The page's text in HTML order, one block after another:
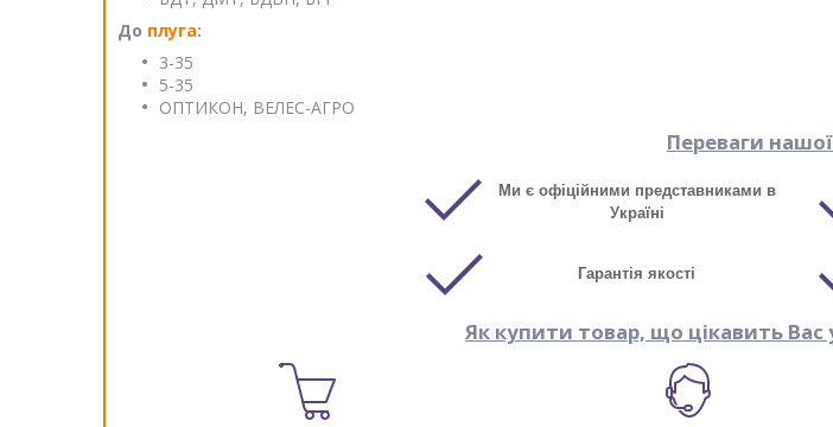
До плуга:
3-35
5-35
ОПТИКОН, ВЕЛЕС-АГРО
Переваги
Ми є офіційними представниками в
Україні
Гарантія якості
Як купити товар, що цікавить Вас